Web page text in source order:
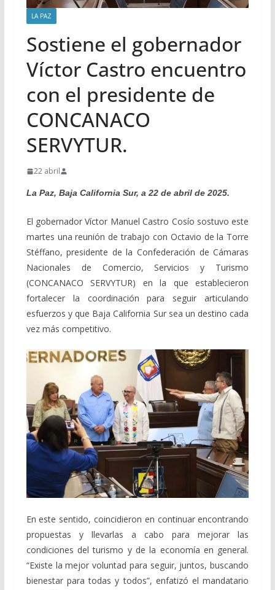
LA PAZ
Sostiene el gobernador
Víctor Castro encuentro
con el presidente de
CONCANACO
SERVYTUR.
22 abril
La Paz, Baja California Sur, a 22 de abril de 2025.
El gobernador Víctor Manuel Castro Cosío sostuvo este
martes una reunión de trabajo con Octavio de la Torre
Stéffano, presidente de la Confederación de Cámaras
Nacionales de Comercio, Servicios y Turismo
(CONCANACO SERVYTUR) en la que establecieron
fortalecer la coordinación para seguir articulando
esfuerzos y que Baja California Sur sea un destino cada
vez más competitivo.
En este sentido, coincidieron en continuar encontrando
propuestas y llevarlas a cabo para mejorar las
condiciones del turismo y de la economía en general.
“Existe la mejor voluntad para seguir, juntos, buscando
bienestar para todas y todos”, enfatizó el mandatario